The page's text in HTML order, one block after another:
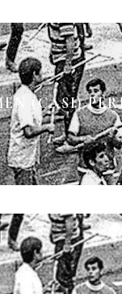
(CASI)
LÍDER